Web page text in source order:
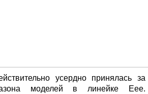
усердно принялась за
моделей в линейке Eee.